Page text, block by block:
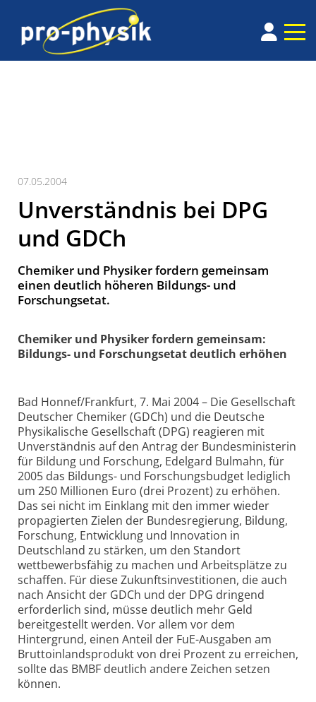
07.05.2004
Unverständnis bei DPG
und GDCh
Chemiker und Physiker fordern gemeinsam
einen deutlich höheren Bildungs- und
Forschungsetat.
Chemiker und Physiker fordern gemeinsam:
Bildungs- und Forschungsetat deutlich erhöhen
Bad Honnef/Frankfurt, 7. Mai 2004 – Die Gesellschaft
Deutscher Chemiker (GDCh) und die Deutsche
Physikalische Gesellschaft (DPG) reagieren mit
Unverständnis auf den Antrag der Bundesministerin
für Bildung und Forschung, Edelgard Bulmahn, für
2005 das Bildungs- und Forschungsbudget lediglich
um 250 Millionen Euro (drei Prozent) zu erhöhen.
Das sei nicht im Einklang mit den immer wieder
propagierten Zielen der Bundesregierung, Bildung,
Forschung, Entwicklung und Innovation in
Deutschland zu stärken, um den Standort
wettbewerbsfähig zu machen und Arbeitsplätze zu
schaffen. Für diese Zukunftsinvestitionen, die auch
nach Ansicht der GDCh und der DPG dringend
erforderlich sind, müsse deutlich mehr Geld
bereitgestellt werden. Vor allem vor dem
Hintergrund, einen Anteil der FuE-Ausgaben am
Bruttoinlandsprodukt von drei Prozent zu erreichen,
sollte das BMBF deutlich andere Zeichen setzen
können.